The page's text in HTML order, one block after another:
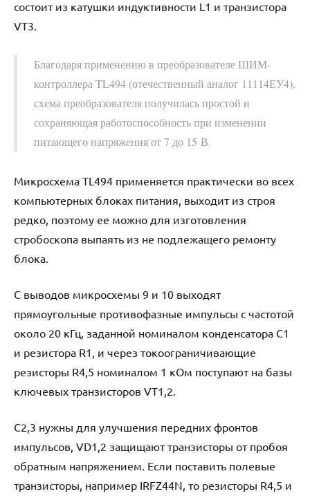
состоит из катушки индуктивности L1 и транзистора
VT3.
Благодаря применению в преобразователе ШИМ-
контроллера TL494 (отечественный аналог 11114ЕУ4),
схема преобразователя получилась простой и
сохраняющая работоспособность при изменении
питающего напряжения от 7 до 15 В.
Микросхема TL494 применяется практически во всех
компьютерных блоках питания, выходит из строя
редко, поэтому ее можно для изготовления
стробоскопа выпаять из не подлежащего ремонту
блока.
С выводов микросхемы 9 и 10 выходят
прямоугольные противофазные импульсы с частотой
около 20 кГц, заданной номиналом конденсатора С1
и резистора R1, и через токоограничивающие
резисторы R4,5 номиналом 1 кОм поступают на базы
ключевых транзисторов VT1,2.
С2,3 нужны для улучшения передних фронтов
импульсов, VD1,2 защищают транзисторы от пробоя
обратным напряжением. Если поставить полевые
транзисторы, например IRFZ44N, то резисторы R4,5 и